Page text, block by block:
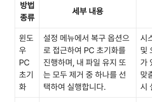
방법
종류
세부 내용
윈도
우
PC
초기
화
설정 메뉴에서 복구 옵션으
로 접근하여 PC 초기화를
진행하며, 내 파일 유지 또
는 모두 제거 중 하나를 선
택하여 실행합니다.
시
및
가
맞
시